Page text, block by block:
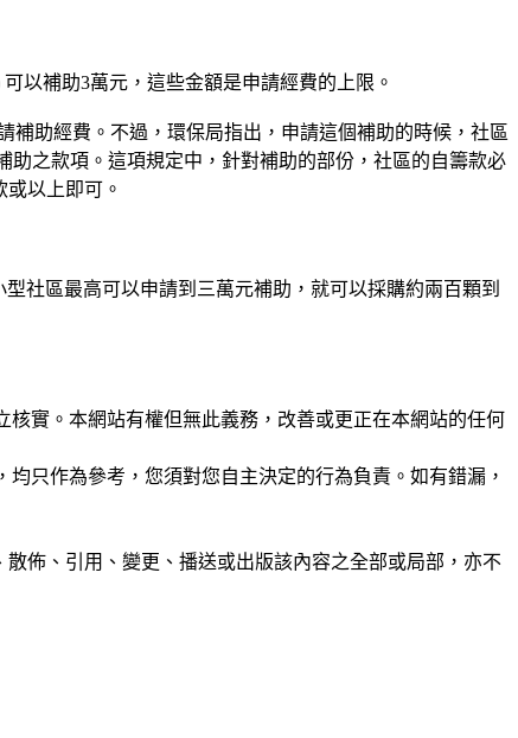
以補助3萬元，這些金額是申請經費的上限。
助經費。不過，環保局指出，申請這個補助的時候，社區
之款項。這項規定中，針對補助的部份，社區的自籌款必
以上即可。
社區最高可以申請到三萬元補助，就可以採購約兩百顆到
實。本網站有權但無此義務，改善或更正在本網站的任何
只作為參考，您須對您自主決定的行為負責。如有錯漏，
佈、引用、變更、播送或出版該內容之全部或局部，亦不